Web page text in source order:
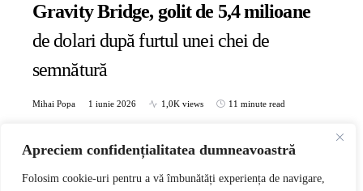
Apreciem confidențialitatea dumneavoastră
Folosim cookie-uri pentru a vă îmbunătăți experiența de navigare,
Gravity Bridge, golit de 5,4 milioane
de dolari după furtul unei chei de
semnătură
Mihai Popa 1 iunie 2026 1,0K views 11 minute read
ecosistemul Cosmos, a pierdut aproximativ 5,4 milioane de